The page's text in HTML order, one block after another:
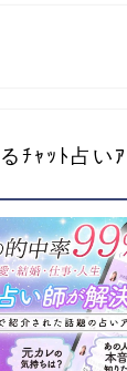
ﾁｬｯﾄ占いｱ